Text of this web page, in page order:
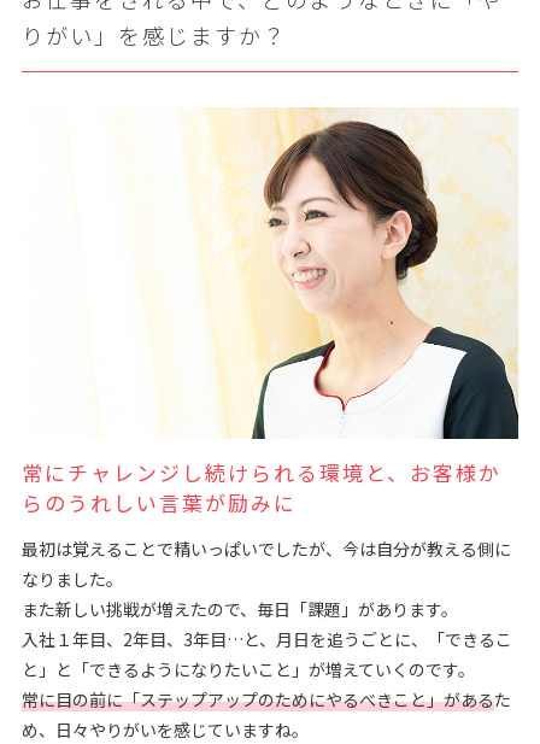
りがい」を感じますか？
常にチャレンジし続けられる環境と、お客様か
らのうれしい⾔葉が励みに
最初は覚えることで精いっぱいでしたが、今は⾃分が教える側に
なりました。
また新しい挑戦が増えたので、毎⽇「課題」があります。
⼊社１年⽬、2年⽬、3年⽬…と、⽉⽇を追うごとに、「できるこ
と」と「できるようになりたいこと」が増えていくのです。
常に⽬の前に「ステップアップのためにやるべきこと」があるた
め、⽇々やりがいを感じていますね。